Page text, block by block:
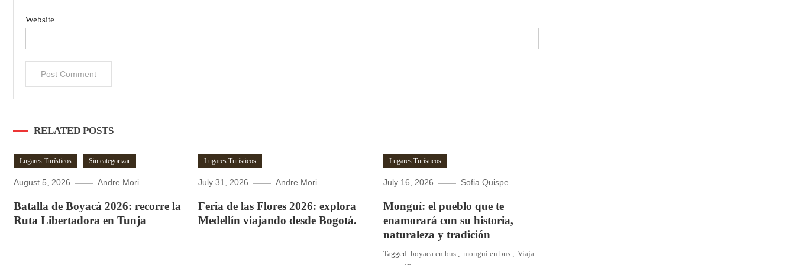
Website
RELATED POSTS
Lugares Turísticos Sin categorizar
August 5, 2026 Andre Mori
Batalla de Boyacá 2026: recorre la
Ruta Libertadora en Tunja
Lugares Turísticos
July 31, 2026 Andre Mori
Feria de las Flores 2026: explora
Medellín viajando desde Bogotá.
Lugares Turísticos
July 16, 2026 Sofia Quispe
Monguí: el pueblo que te
enamorará con su historia,
naturaleza y tradición
Tagged boyaca en bus , mongui en bus , Viaja